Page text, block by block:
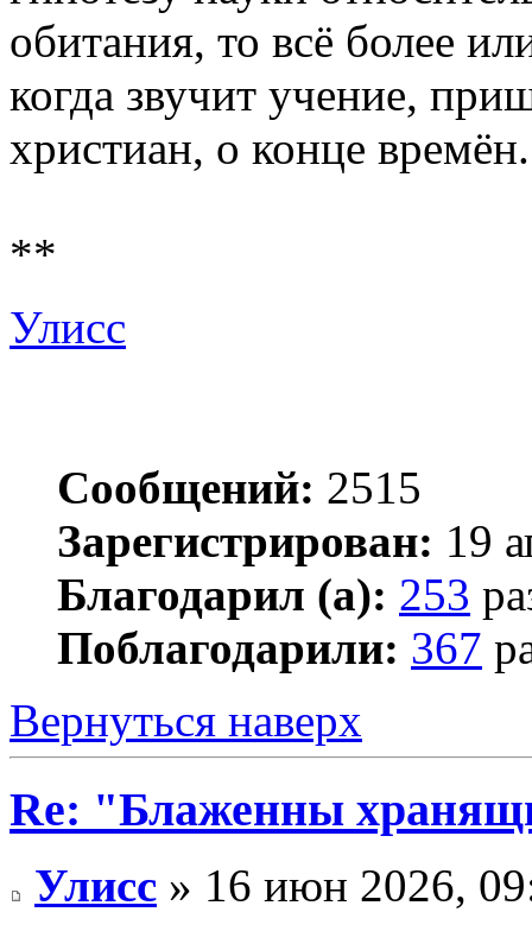
обитания, то всё более
когда звучит учение,
христиан, о конце времён.
**
Улисс
Сообщений: 2515
Зарегистрирован: 19
Благодарил (а): 253
Поблагодарили: 367
Вернуться наверх
Re: "Блаженны
Улисс » 16 июн 2026,